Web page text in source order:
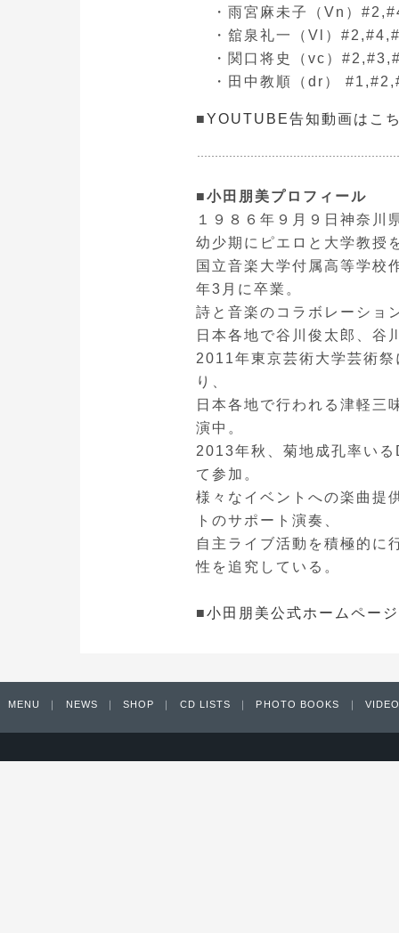
・雨宮麻未子（Vn）
・舘泉礼一（Vl）
・関口将史（vc）
・田中教順（dr）
■YOUTUBE告知動画はこ
■小田朋美プロフィール
１９８６年９月９日神奈川
幼少期にピエロと大学教授
国立音楽大学付属高等学校
年3月に卒業。
詩と音楽のコラボレーシ
日本各地で谷川俊太郎、谷
2011年東京芸術大学芸術
り、
日本各地で行われる津軽三
演中。
2013年秋、菊地成孔率い
て参加。
様々なイベントへの楽曲提
トのサポート演奏、
自主ライブ活動を積極的に
性を追究している。
■小田朋美公式ホームペー
MENU ｜ NEWS ｜ SHOP ｜ CD LISTS ｜ PHOTO BOOKS ｜